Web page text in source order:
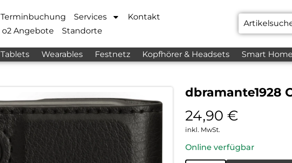
Terminbuchung Services
Kontakt
o2 Angebote Standorte
Tablets Wearables Festnetz Kopfhörer & Headsets Smart
dbramante1928
24,90 €
inkl. MwSt.
Online verfügbar